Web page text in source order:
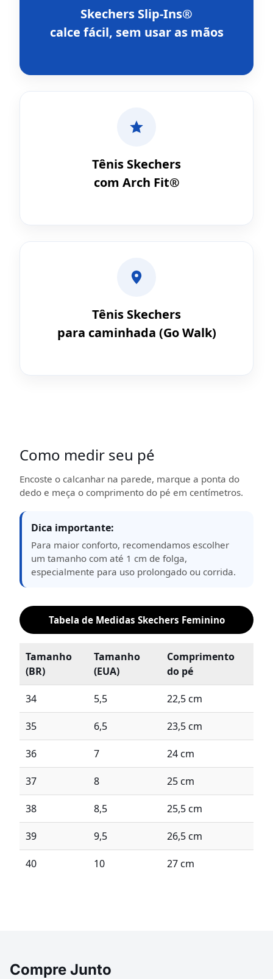
Skechers Slip-Ins®
calce fácil, sem usar as mãos
Tênis Skechers
com Arch Fit®
Tênis Skechers
para caminhada (Go Walk)
Como medir seu pé
Encoste o calcanhar na parede, marque a ponta do
dedo e meça o comprimento do pé em centímetros.
Dica importante:
Para maior conforto, recomendamos escolher
um tamanho com até 1 cm de folga,
especialmente para uso prolongado ou corrida.
Tabela de Medidas Skechers Feminino
Tamanho
(BR)
Tamanho
(EUA)
Comprimento
do pé
34 5,5 22,5 cm
35 6,5 23,5 cm
36 7 24 cm
37 8 25 cm
38 8,5 25,5 cm
39 9,5 26,5 cm
40 10 27 cm
Compre Junto